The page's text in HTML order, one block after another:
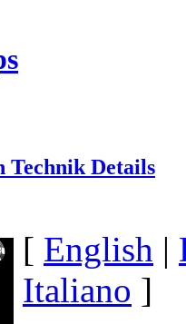
Technik Details
[ English |
Italiano ]